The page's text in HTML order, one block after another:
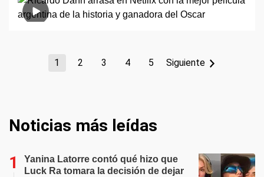
1 2 3 4 5 Siguiente
Noticias más leídas
Yanina Latorre contó qué hizo que
Luck Ra tomara la decisión de dejar